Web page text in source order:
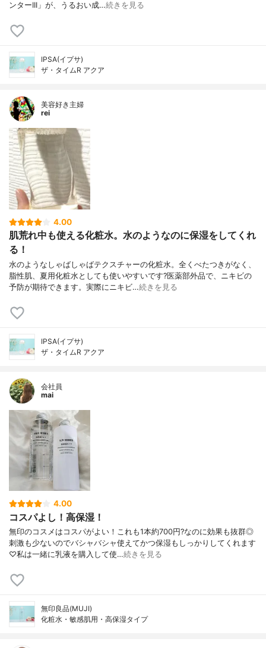
ンターIII」が、うるおい成…続きを見る
IPSA(イプサ)
ザ・タイムR アクア
美容好き主婦
rei
4.00
肌荒れ中も使える化粧水。水のようなのに保湿をしてくれ
る！
水のようなしゃばしゃばテクスチャーの化粧水。全くべたつきがなく、
脂性肌、夏用化粧水としても使いやすいです?医薬部外品で、ニキビの
予防が期待できます。実際にニキビ…続きを見る
IPSA(イプサ)
ザ・タイムR アクア
会社員
mai
4.00
コスパよし！高保湿！
無印のコスメはコスパがよい！これも1本約700円?なのに効果も抜群◎
刺激も少ないのでバシャバシャ使えてかつ保湿もしっかりしてくれます
♡私は一緒に乳液を購入して使…続きを見る
無印良品(MUJI)
化粧水・敏感肌用・高保湿タイプ